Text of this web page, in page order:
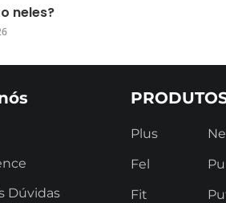
neles?
Dúvidas
Plus
Fel
Fit